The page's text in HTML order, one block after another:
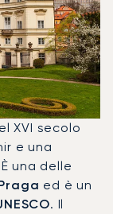
XVI secolo
e una
una delle
ed è un
. Il